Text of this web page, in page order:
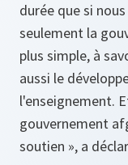
durée que si
seulement la
plus simple, à
aussi le
l'enseignement.
gouvernement
soutien », a